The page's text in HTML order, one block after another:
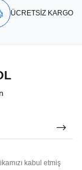
ÜCRETSİZ KARGO
kabul etmiş